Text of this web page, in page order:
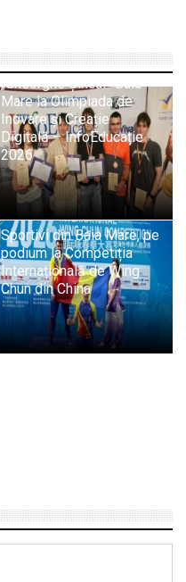
elevii Colegiului
„Gheorghe Șincai” Baia
Mare la Olimpiada de
Inovare și Creație
Digitală – InfoEducație
2026
Sportivi din Baia Mare, pe
podium la Competiția
Internațională de Wing
Chun din China